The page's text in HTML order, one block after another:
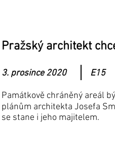
Pražský architekt
3. prosince 2020 E15
Památkově chráněný areál
plánům architekta Josefa
se stane i jeho majitelem.